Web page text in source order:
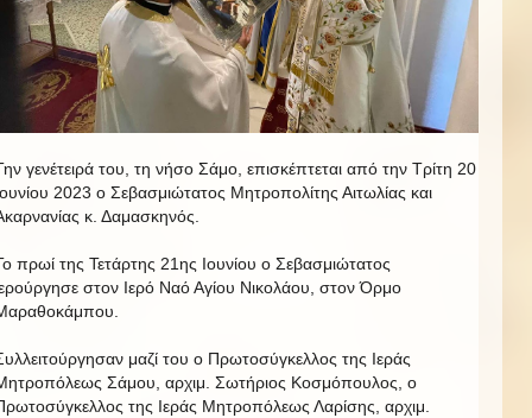
γενέτειρά του, τη νήσο Σάμο, επισκέπτεται από την Τρίτη 20
2023 ο Σεβασμιώτατος Μητροπολίτης Αιτωλίας και
κ. Δαμασκηνός.
πρωί της Τετάρτης 21ης Ιουνίου ο Σεβασμιώτατος
στον Ιερό Ναό Αγίου Νικολάου, στον Όρμο
μαζί του ο Πρωτοσύγκελλος της Ιεράς
Σάμου, αρχιμ. Σωτήριος Κοσμόπουλος, ο
της Ιεράς Μητροπόλεως Λαρίσης, αρχιμ.